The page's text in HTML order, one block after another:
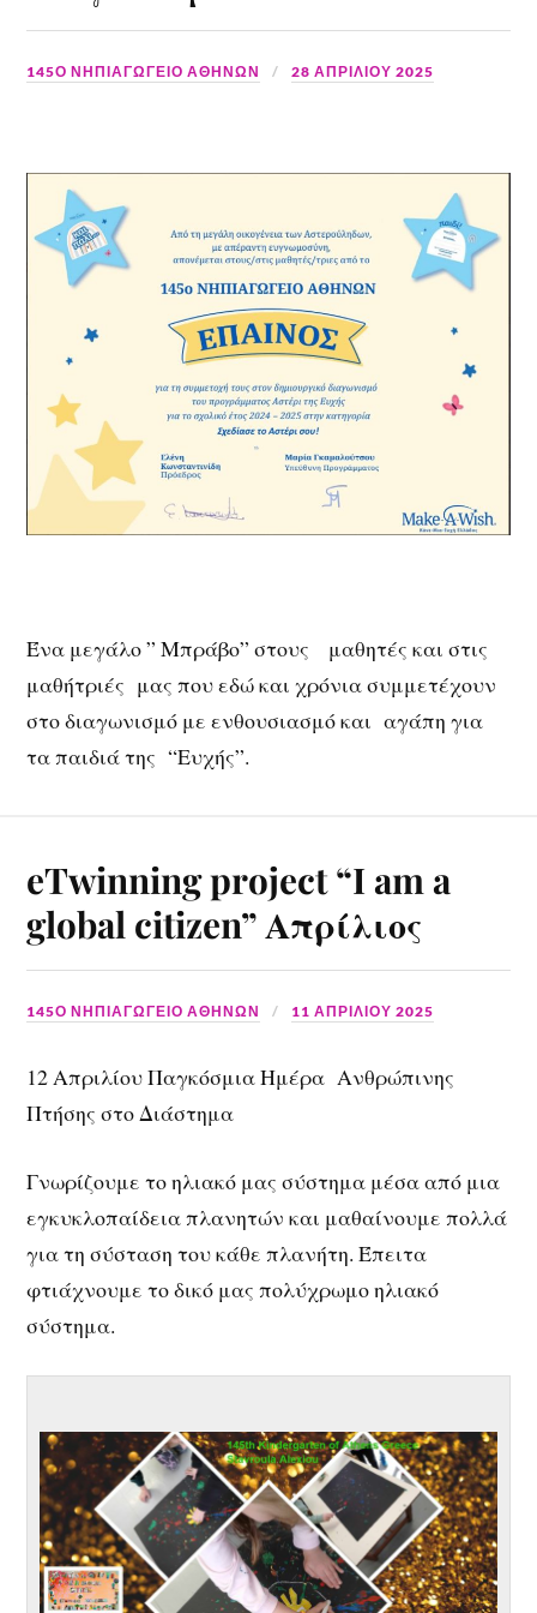
145Ο ΝΗΠΙΑΓΩΓΕΙΟ ΑΘΗΝΩΝ 28 ΑΠΡΙΛΊΟΥ 2025
Ένα μεγάλο ” Μπράβο” στους μαθητές και στις
μαθήτριές μας που εδώ και χρόνια συμμετέχουν
στο διαγωνισμό με ενθουσιασμό και αγάπη για
τα παιδιά της “Ευχής”.
eTwinning project “I am a
global citizen” Απρίλιος
145Ο ΝΗΠΙΑΓΩΓΕΙΟ ΑΘΗΝΩΝ 11 ΑΠΡΙΛΊΟΥ 2025
12 Απριλίου Παγκόσμια Ημέρα Ανθρώπινης
Πτήσης στο Διάστημα
Γνωρίζουμε το ηλιακό μας σύστημα μέσα από μια
εγκυκλοπαίδεια πλανητών και μαθαίνουμε πολλά
για τη σύσταση του κάθε πλανήτη. Έπειτα
φτιάχνουμε το δικό μας πολύχρωμο ηλιακό
σύστημα.